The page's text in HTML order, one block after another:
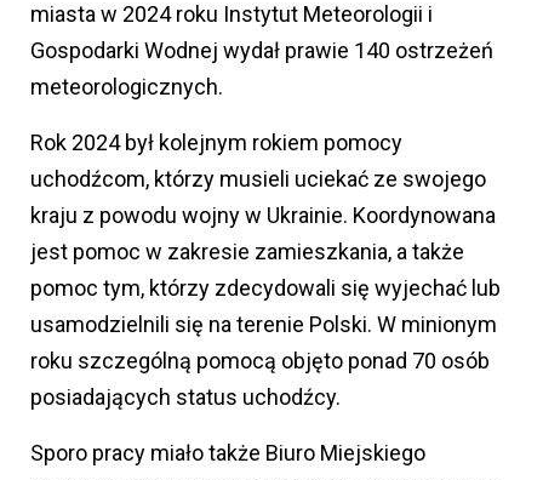
miasta w 2024 roku Instytut Meteorologii i
Gospodarki Wodnej wydał prawie 140 ostrzeżeń
meteorologicznych.
Rok 2024 był kolejnym rokiem pomocy
uchodźcom, którzy musieli uciekać ze swojego
kraju z powodu wojny w Ukrainie. Koordynowana
jest pomoc w zakresie zamieszkania, a także
pomoc tym, którzy zdecydowali się wyjechać lub
usamodzielnili się na terenie Polski. W minionym
roku szczególną pomocą objęto ponad 70 osób
posiadających status uchodźcy.
Sporo pracy miało także Biuro Miejskiego